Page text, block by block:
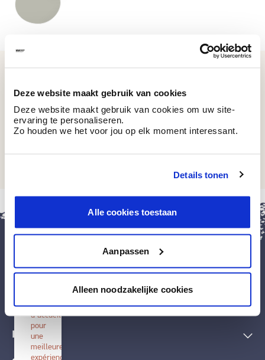
Deze website maakt gebruik van cookies
Deze website maakt gebruik van cookies om uw site-
ervaring te personaliseren.
Zo houden we het voor jou op elk moment interessant.
Details tonen
Alle cookies toestaan
Aanpassen
Alleen noodzakelijke cookies
Techniques décoratives
Inspiration
BOSS
application
écran
d'accueil
pour
une
meilleure
expérience.
fermer